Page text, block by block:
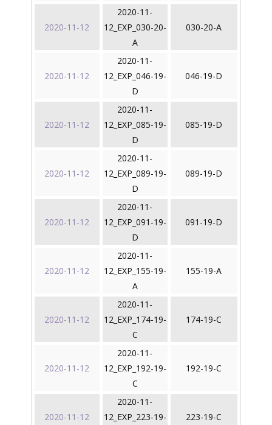
2020-11-12
2020-11-
12_EXP_030-20-
A
030-20-A
2020-11-12
2020-11-
12_EXP_046-19-
D
046-19-D
2020-11-12
2020-11-
12_EXP_085-19-
D
085-19-D
2020-11-12
2020-11-
12_EXP_089-19-
D
089-19-D
2020-11-12
2020-11-
12_EXP_091-19-
D
091-19-D
2020-11-12
2020-11-
12_EXP_155-19-
A
155-19-A
2020-11-12
2020-11-
12_EXP_174-19-
C
174-19-C
2020-11-12
2020-11-
12_EXP_192-19-
C
192-19-C
2020-11-12
2020-11-
12_EXP_223-19-
223-19-C